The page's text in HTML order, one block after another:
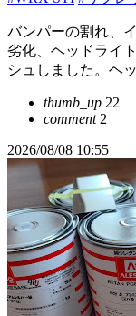
バンパーの割れ、
劣化、ヘッドライ
シュしました。ヘ
thumb_up 22
comment2
2026/08/08 10:55